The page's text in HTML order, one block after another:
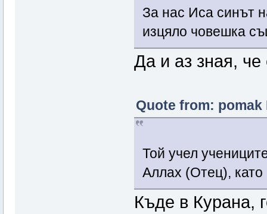
За нас Иса синът
изцяло човешка
Да и аз зная,
Quote from: pomak
Той учел
Аллах (Отец),
Къде в Курана,